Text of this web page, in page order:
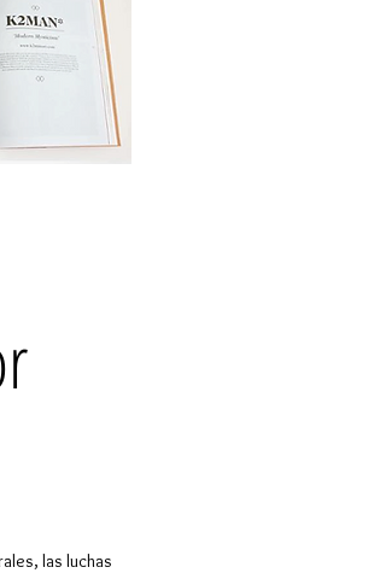
las luchas